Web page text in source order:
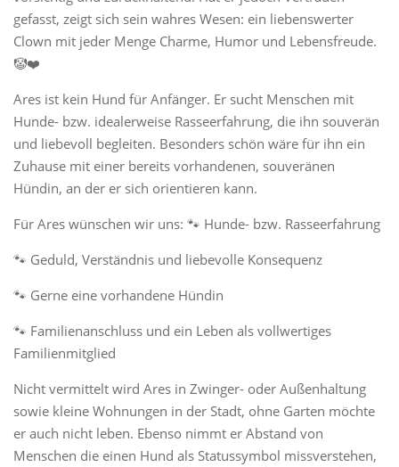
gefasst, zeigt sich sein wahres Wesen: ein liebenswerter
Clown mit jeder Menge Charme, Humor und Lebensfreude.
🤡❤️
Ares ist kein Hund für Anfänger. Er sucht Menschen mit
Hunde- bzw. idealerweise Rasseerfahrung, die ihn souverän
und liebevoll begleiten. Besonders schön wäre für ihn ein
Zuhause mit einer bereits vorhandenen, souveränen
Hündin, an der er sich orientieren kann.
Für Ares wünschen wir uns: 🐾 Hunde- bzw. Rasseerfahrung
🐾 Geduld, Verständnis und liebevolle Konsequenz
🐾 Gerne eine vorhandene Hündin
🐾 Familienanschluss und ein Leben als vollwertiges
Familienmitglied
Nicht vermittelt wird Ares in Zwinger- oder Außenhaltung
sowie kleine Wohnungen in der Stadt, ohne Garten möchte
er auch nicht leben. Ebenso nimmt er Abstand von
Menschen die einen Hund als Statussymbol missverstehen,